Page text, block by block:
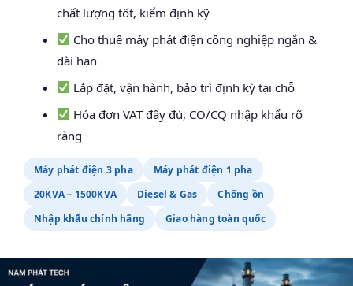
chất lượng tốt, kiểm định kỹ
Cho thuê máy phát điện công nghiệp ngắn &
dài hạn
Lắp đặt, vận hành, bảo trì định kỳ tại chỗ
Hóa đơn VAT đầy đủ, CO/CQ nhập khẩu rõ
ràng
Máy phát điện 3 pha
Máy phát điện 1 pha
20KVA – 1500KVA
Diesel & Gas
Chống ồn
Nhập khẩu chính hãng
Giao hàng toàn quốc